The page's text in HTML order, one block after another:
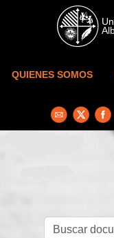
Skip to main content
QUIENES SOMOS